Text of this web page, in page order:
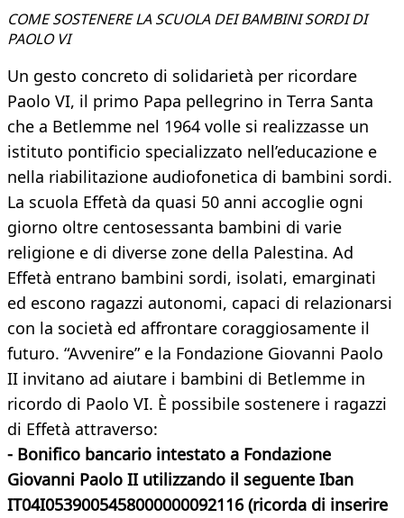
COME SOSTENERE LA SCUOLA DEI BAMBINI SORDI DI
PAOLO VI
Un gesto concreto di solidarietà per ricordare
Paolo VI, il primo Papa pellegrino in Terra Santa
che a Betlemme nel 1964 volle si realizzasse un
istituto pontificio specializzato nell’educazione e
nella riabilitazione audiofonetica di bambini sordi.
La scuola Effetà da quasi 50 anni accoglie ogni
giorno oltre centosessanta bambini di varie
religione e di diverse zone della Palestina. Ad
Effetà entrano bambini sordi, isolati, emarginati
ed escono ragazzi autonomi, capaci di relazionarsi
con la società ed affrontare coraggiosamente il
futuro. “Avvenire” e la Fondazione Giovanni Paolo
II invitano ad aiutare i bambini di Betlemme in
ricordo di Paolo VI. È possibile sostenere i ragazzi
di Effetà attraverso:
- Bonifico bancario intestato a Fondazione
Giovanni Paolo II utilizzando il seguente Iban
IT04I0539005458000000092116 (ricorda di inserire